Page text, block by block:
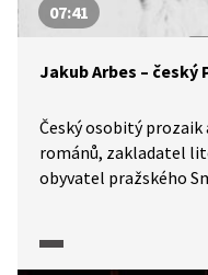
07:41
Jakub Arbes – český
Český osobitý
románů, zakladatel
obyvatel pražského
historiků v pořadu